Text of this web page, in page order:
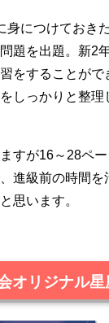
身につけておき
題を出題。新2
をすることがで
しっかりと整
すが16～28ペ
進級前の時間を
思います。
オリジナル